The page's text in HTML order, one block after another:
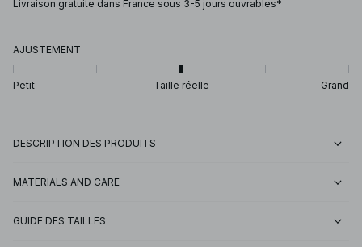
Livraison gratuite dans France sous 3-5 jours ouvrables*
AJUSTEMENT
Petit Taille réelle Grand
DESCRIPTION DES PRODUITS
MATERIALS AND CARE
GUIDE DES TAILLES